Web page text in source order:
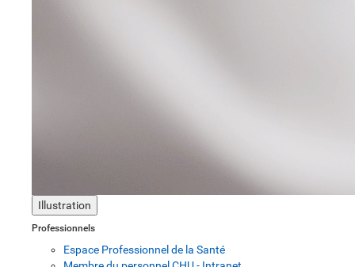
Illustration
Professionnels
Espace Professionnel de la Santé